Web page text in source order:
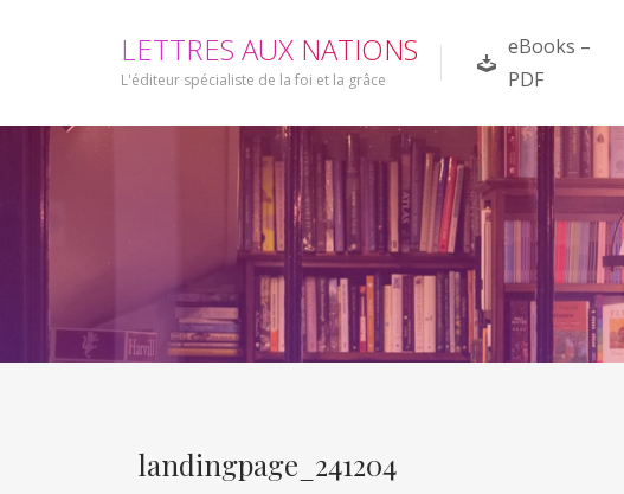
LETTRES AUX NATIONS
L'éditeur spécialiste de la foi et la grâce
eBooks –
PDF
landingpage_241204